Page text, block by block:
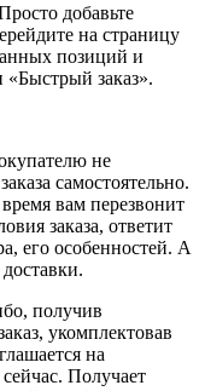
добавьте
на страницу
позиций и
заказ».
не
самостоятельно.
вам перезвонит
заказа, ответит
его особенностей. А
получив
укомплектовав
на
Получает